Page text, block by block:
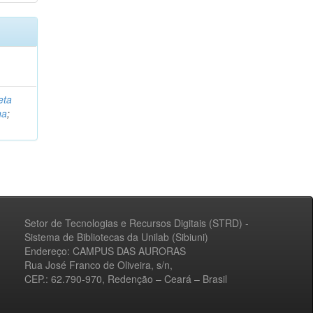
;
Setor de Tecnologias e Recursos Digitais (STRD) -
Sistema de Bibliotecas da Unilab (Sibiuni)
Endereço: CAMPUS DAS AURORAS
Rua José Franco de Oliveira, s/n,
CEP.: 62.790-970, Redenção – Ceará – Brasil